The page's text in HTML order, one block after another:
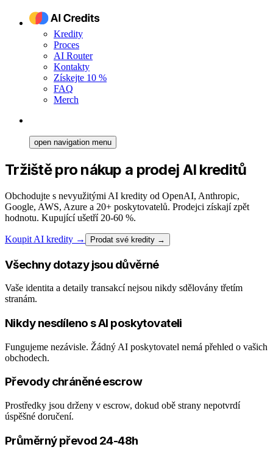
Kredity
Proces
AI Router
Kontakty
Získejte 10 %
FAQ
Merch
open navigation menu
Tržiště pro nákup a prodej AI kreditů
Obchodujte s nevyužitými AI kredity od OpenAI, Anthropic,
Google, AWS, Azure a 20+ poskytovatelů. Prodejci získají zpět
hodnotu. Kupující ušetří 20-60 %.
Koupit AI kredity → Prodat své kredity →
Všechny dotazy jsou důvěrné
Vaše identita a detaily transakcí nejsou nikdy sdělovány třetím
stranám.
Nikdy nesdíleno s AI poskytovateli
Fungujeme nezávisle. Žádný AI poskytovatel nemá přehled o vašich
obchodech.
Převody chráněné escrow
Prostředky jsou drženy v escrow, dokud obě strany nepotvrdí
úspěšné doručení.
Průměrný převod 24-48h